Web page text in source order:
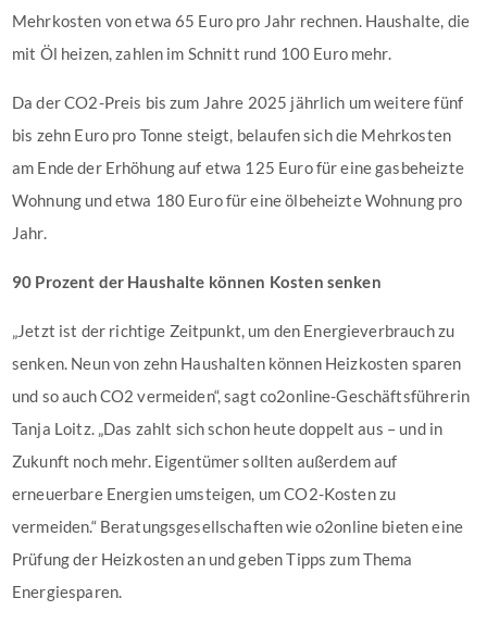
Mehrkosten von etwa 65 Euro pro Jahr rechnen. Haushalte, die
mit Öl heizen, zahlen im Schnitt rund 100 Euro mehr.
Da der CO2-Preis bis zum Jahre 2025 jährlich um weitere fünf
bis zehn Euro pro Tonne steigt, belaufen sich die Mehrkosten
am Ende der Erhöhung auf etwa 125 Euro für eine gasbeheizte
Wohnung und etwa 180 Euro für eine ölbeheizte Wohnung pro
Jahr.
90 Prozent der Haushalte können Kosten senken
„Jetzt ist der richtige Zeitpunkt, um den Energieverbrauch zu
senken. Neun von zehn Haushalten können Heizkosten sparen
und so auch CO2 vermeiden“, sagt co2online-Geschäftsführerin
Tanja Loitz. „Das zahlt sich schon heute doppelt aus – und in
Zukunft noch mehr. Eigentümer sollten außerdem auf
erneuerbare Energien umsteigen, um CO2-Kosten zu
vermeiden.“ Beratungsgesellschaften wie o2online bieten eine
Prüfung der Heizkosten an und geben Tipps zum Thema
Energiesparen.